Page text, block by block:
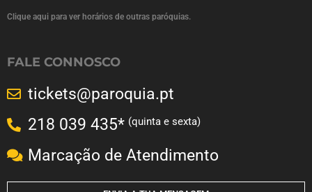
Clique aqui para ver horários de outras paróquias.
FALE CONNOSCO
tickets@paroquia.pt
218 039 435* (quinta e sexta)
Marcação de Atendimento